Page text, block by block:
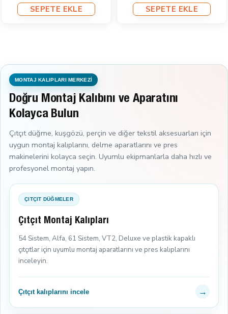
SEPETE EKLE SEPETE EKLE
MONTAJ KALIPLARI MERKEZİ
Doğru Montaj Kalıbını ve Aparatını
Kolayca Bulun
Çıtçıt düğme, kuşgözü, perçin ve diğer tekstil aksesuarları için
uygun montaj kalıplarını, delme aparatlarını ve pres
makinelerini kolayca seçin. Uyumlu ekipmanlarla daha hızlı ve
profesyonel montaj yapın.
ÇITÇIT DÜĞMELER
Çıtçıt Montaj Kalıpları
54 Sistem, Alfa, 61 Sistem, VT2, Deluxe ve plastik kapaklı
çıtçıtlar için uyumlu montaj aparatlarını ve pres kalıplarını
inceleyin.
Çıtçıt kalıplarını incele →